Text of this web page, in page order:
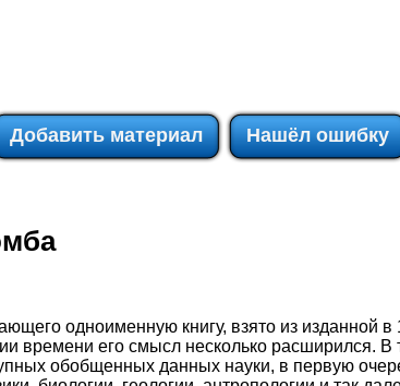
Добавить материал Нашёл ошибку
одноименную книгу, взято из изданной
времени его смысл несколько расширился. В
обобщенных данных науки, в первую